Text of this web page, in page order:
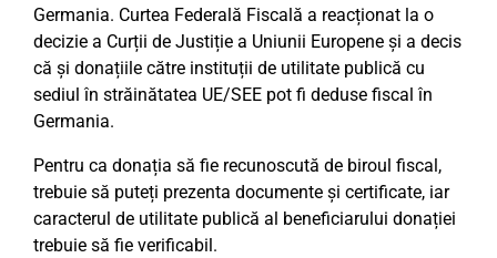
Germania. Curtea Federală Fiscală a reacționat la o
decizie a Curții de Justiție a Uniunii Europene și a decis
că și donațiile către instituții de utilitate publică cu
sediul în străinătatea UE/SEE pot fi deduse fiscal în
Germania.
Pentru ca donația să fie recunoscută de biroul fiscal,
trebuie să puteți prezenta documente și certificate, iar
caracterul de utilitate publică al beneficiarului donației
trebuie să fie verificabil.